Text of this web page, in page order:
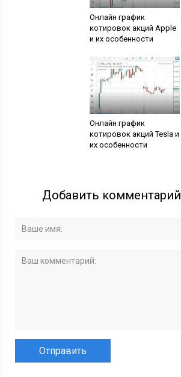
Онлайн график
котировок акций Apple
и их особенности
Онлайн график
котировок акций Tesla и
их особенности
Добавить комментарий